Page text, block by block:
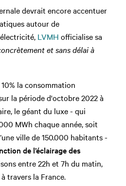
devrait encore accentuer
autour de
LVMH officialise sa
et sans délai à
la consommation
la période d'octobre 2022 à
le géant du luxe - qui
MWh chaque année, soit
ville de 150.000 habitants -
de l’éclairage des
entre 22h et 7h du matin,
travers la France.